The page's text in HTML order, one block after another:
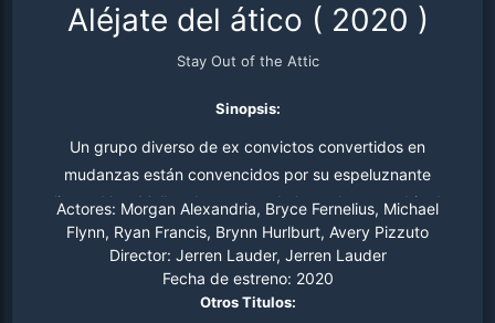
Aléjate del ático ( 2020 )
Stay Out of the Attic
Sinopsis:
Un grupo diverso de ex convictos convertidos en
mudanzas están convencidos por su espeluznante
cliente, Vern Muller, de pasar toda la noche a cambio de
un generoso aumento de sueldo. A medida que avanza
la noche y se despejan las habitaciones, poco a poco
descubren los horrores que existen dentro de su antigua
mansión victoriana, que incluyen trampas explosivas,
Actores: Morgan Alexandria, Bryce Fernelius, Michael
Flynn, Ryan Francis, Brynn Hurlburt, Avery Pizzuto
Director: Jerren Lauder, Jerren Lauder
Fecha de estreno: 2020
Otros Titulos: